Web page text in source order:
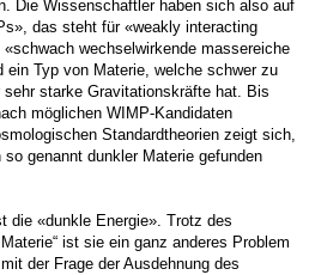
Die Wissenschaftler haben sich also auf
das steht für «weakly interacting
wechselwirkende massereiche
ein Typ von Materie, welche schwer zu
starke Gravitationskräfte hat. Bis
möglichen WIMP-Kandidaten
Standardtheorien zeigt sich,
genannt dunkler Materie gefunden
die «dunkle Energie». Trotz des
ist sie ein ganz anderes Problem
der Frage der Ausdehnung des